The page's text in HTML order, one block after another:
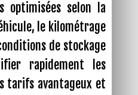
optimisées selon la
le kilométrage
de stockage
rapidement les
tarifs avantageux et